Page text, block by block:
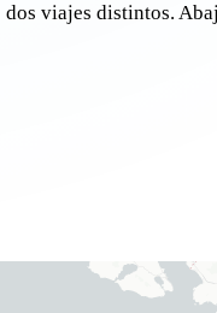
dos viajes distintos.